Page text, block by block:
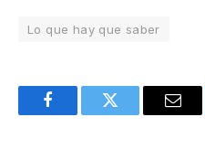
Lo que hay que saber
FacebookTwitter